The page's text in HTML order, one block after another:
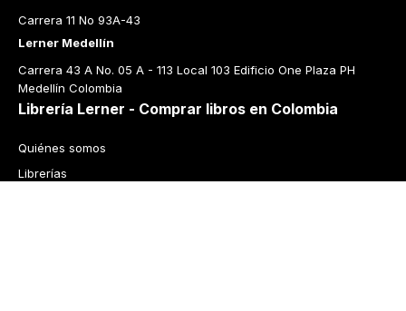
Carrera 11 No 93A-43
Lerner Medellín
Carrera 43 A No. 05 A - 113 Local 103 Edificio One Plaza PH
Medellín Colombia
Librería Lerner - Comprar libros en Colombia
Quiénes somos
Librerías